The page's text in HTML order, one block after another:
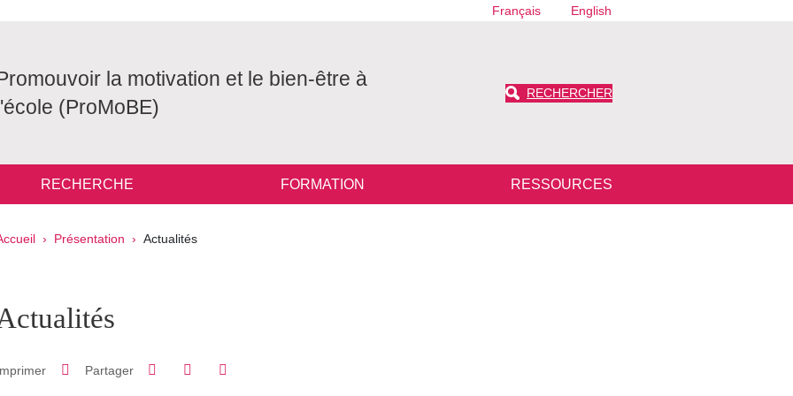
Français English
la motivation et le bien-être à
(ProMoBE)
RECHERCHER
RECHERCHE FORMATION RESSOURCES
d'Ariane
Présentation Actualités
Sidebar
Partager Partager sur Facebook
Partager sur LinkedIn